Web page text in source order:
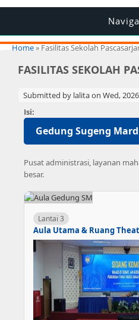
You are here
Home» Fasilitas Sekolah
FASILITAS SEKOLAH
Submitted by lalitaon Wed,
Isi:
Gedung Sugeng
Pusat administrasi, layanan
besar.
Lantai 3
Aula Utama & Ruang